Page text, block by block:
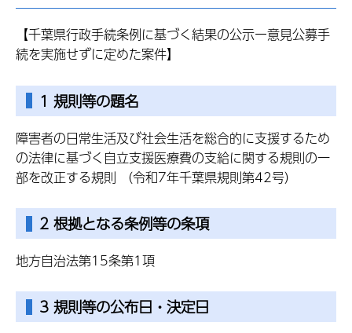
【千葉県行政手続条例に基づく結果の公示ー意見公募手
続を実施せずに定めた案件】
1 規則等の題名
障害者の日常生活及び社会生活を総合的に支援するため
の法律に基づく自立支援医療費の支給に関する規則の一
部を改正する規則 （令和7年千葉県規則第42号）
2 根拠となる条例等の条項
地方自治法第15条第1項
3 規則等の公布日・決定日